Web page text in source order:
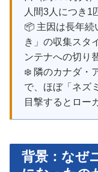
人間3人につき1
📦 主因は長年続
き」の収集スタ
ンテナへの切り
❄️ 隣のカナダ・
で、ほぼ「ネズ
目撃するとロー
背景：なぜ